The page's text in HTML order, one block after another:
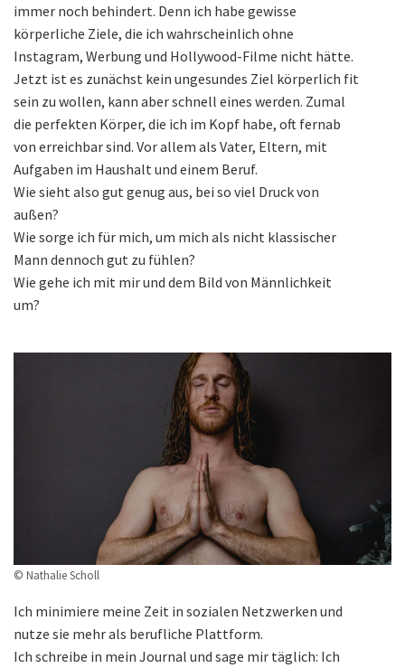
immer noch behindert. Denn ich habe gewisse
körperliche Ziele, die ich wahrscheinlich ohne
Instagram, Werbung und Hollywood-Filme nicht hätte.
Jetzt ist es zunächst kein ungesundes Ziel körperlich fit
sein zu wollen, kann aber schnell eines werden. Zumal
die perfekten Körper, die ich im Kopf habe, oft fernab
von erreichbar sind. Vor allem als Vater, Eltern, mit
Aufgaben im Haushalt und einem Beruf.
Wie sieht also gut genug aus, bei so viel Druck von
außen?
Wie sorge ich für mich, um mich als nicht klassischer
Mann dennoch gut zu fühlen?
Wie gehe ich mit mir und dem Bild von Männlichkeit
um?
© Nathalie Scholl
Ich minimiere meine Zeit in sozialen Netzwerken und
nutze sie mehr als berufliche Plattform.
Ich schreibe in mein Journal und sage mir täglich: Ich